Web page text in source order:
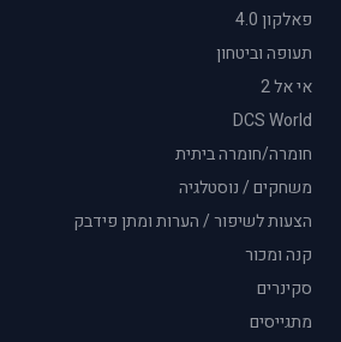
פאלקון 4.0
תעופה וביטחון
אי אל 2
DCS World
חומרה/חומרה ביתית
משחקים / נוסטלגיה
הצעות לשיפור / הערות ומתן פידבק
קנה ומכור
סקינרים
מתגייסים